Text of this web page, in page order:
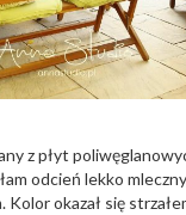
z płyt
odcień lekko
Kolor okazał się